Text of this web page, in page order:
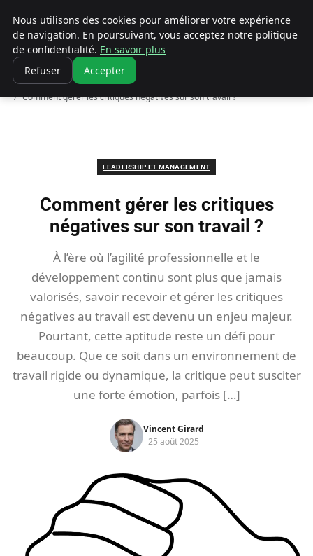
Ultimatefs
Accueil
Leadership et management
Comment gérer les critiques négatives sur son travail ?
LEADERSHIP ET MANAGEMENT
Comment gérer les critiques
négatives sur son travail ?
À l’ère où l’agilité professionnelle et le
développement continu sont plus que jamais
valorisés, savoir recevoir et gérer les critiques
négatives au travail est devenu un enjeu majeur.
Pourtant, cette aptitude reste un défi pour
beaucoup. Que ce soit dans un environnement de
travail rigide ou dynamique, la critique peut susciter
une forte émotion, parfois […]
Vincent Girard
25 août 2025
Nous utilisons des cookies pour améliorer votre expérience
de navigation. En poursuivant, vous acceptez notre politique
de confidentialité. En savoir plus
Refuser
Accepter